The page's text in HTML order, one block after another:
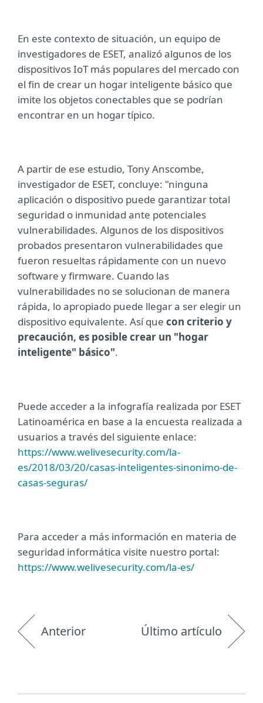
En este contexto de situación, un equipo de
investigadores de ESET, analizó algunos de los
dispositivos IoT más populares del mercado con
el fin de crear un hogar inteligente básico que
imite los objetos conectables que se podrían
encontrar en un hogar típico.
A partir de ese estudio, Tony Anscombe,
investigador de ESET, concluye: "ninguna
aplicación o dispositivo puede garantizar total
seguridad o inmunidad ante potenciales
vulnerabilidades. Algunos de los dispositivos
probados presentaron vulnerabilidades que
fueron resueltas rápidamente con un nuevo
software y firmware. Cuando las
vulnerabilidades no se solucionan de manera
rápida, lo apropiado puede llegar a ser elegir un
dispositivo equivalente. Así que con criterio y
precaución, es posible crear un "hogar
inteligente" básico".
Puede acceder a la infografía realizada por ESET
Latinoamérica en base a la encuesta realizada a
usuarios a través del siguiente enlace:
https://www.welivesecurity.com/la-
es/2018/03/20/casas-inteligentes-sinonimo-de-
casas-seguras/
Para acceder a más información en materia de
seguridad informática visite nuestro portal:
https://www.welivesecurity.com/la-es/
Anterior Último artículo